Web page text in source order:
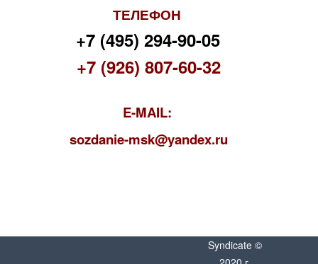
ТЕЛЕФОН
+7 (495) 294-90-05
+7 (926) 807-60-32
E-MAIL:
sozdanie-msk@yandex.ru
Syndicate ©